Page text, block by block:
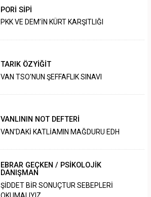
PORİ SİPİ
PKK VE DEM’İN KÜRT KARŞITLIĞI
TARIK ÖZYİĞİT
VAN TSO'NUN ŞEFFAFLIK SINAVI
VANLININ NOT DEFTERİ
VAN'DAKİ KATLİAMIN MAĞDURU EDH
EBRAR GEÇKEN / PSİKOLOJİK
DANIŞMAN
ŞİDDET BİR SONUÇTUR SEBEPLERİ